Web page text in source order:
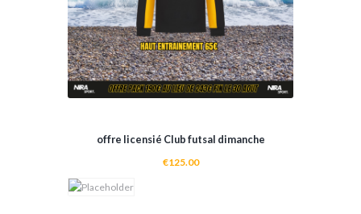
offre licensié Club futsal dimanche
€125.00